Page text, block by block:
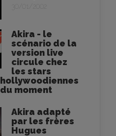
Akira - le
scénario de la
version live
circule chez
les stars
hollywoodiennes
du moment
Akira adapté
par les frères
Hugues